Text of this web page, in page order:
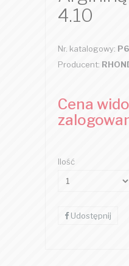
4.10
Nr. katalogowy:
Producent:
Cena
Ilość
Udostępnij